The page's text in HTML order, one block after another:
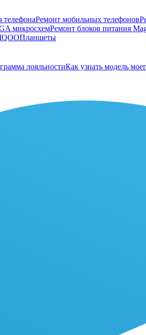
телефонаРемонт мобильных телефонов
микросхемРемонт блоков питания
Планшеты
лояльностиКак узнать модель